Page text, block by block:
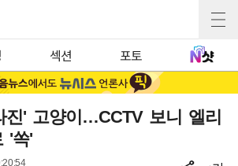
섹션 포토
진' 고양이…CCTV 보니 엘리
'쏙'